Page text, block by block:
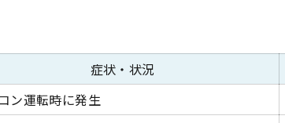
症状・状況
ン運転時に発生